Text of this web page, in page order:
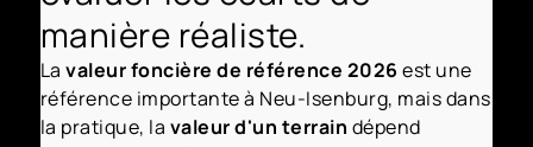
manière réaliste.
Lavaleur foncière de référence 2026 est une
référence importante à Neu-Isenburg, mais dans
la pratique, la valeur d'un terrain dépend